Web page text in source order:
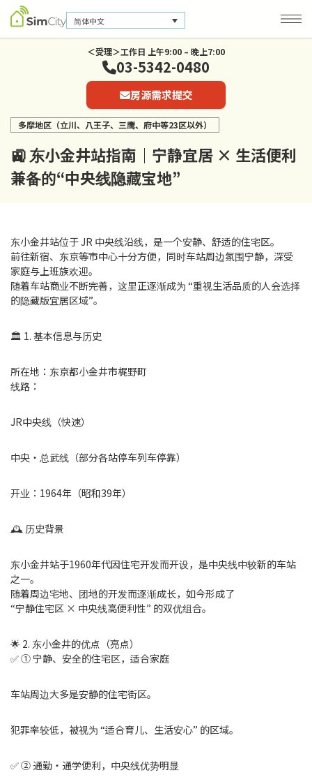
简体中文
隐私保护政策
＜受理＞工作日 上午9:00 – 晚上7:00
03-5342-0480
房源需求提交
多摩地区（立川、八王子、三鹰、府中等23区以外）
🚉 东小金井站指南｜宁静宜居 × 生活便利
兼备的“中央线隐藏宝地”
东小金井站位于 JR 中央线沿线，是一个安静、舒适的住宅区。
前往新宿、东京等市中心十分方便，同时车站周边氛围宁静，深受
家庭与上班族欢迎。
随着车站商业不断完善，这里正逐渐成为 “重视生活品质的人会选择
的隐藏版宜居区域”。
🏛 1. 基本信息与历史
所在地：东京都小金井市梶野町
线路：
JR中央线（快速）
中央・总武线（部分各站停车列车停靠）
开业：1964年（昭和39年）
🕰 历史背景
东小金井站于1960年代因住宅开发而开设，是中央线中较新的车站
之一。
随着周边宅地、团地的开发而逐渐成长，如今形成了
“宁静住宅区 × 中央线高便利性” 的双优组合。
🌟 2. 东小金井的优点（亮点）
✅ ① 宁静、安全的住宅区，适合家庭
车站周边大多是安静的住宅街区。
犯罪率较低，被视为 “适合育儿、生活安心” 的区域。
✅ ② 通勤・通学便利，中央线优势明显